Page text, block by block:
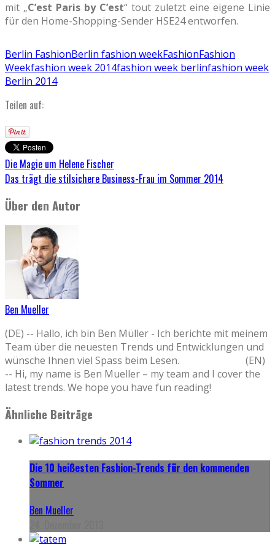
mit „C’est Paris by C’est“ tout zuletzt eine eigene Linie
für den Home-Shopping-Sender HSE24 entworfen.
Berlin FashionBerlin fashion weekFashionFashion
Weekfashion week 2014fashion week berlinfashion week
Berlin 2014
Teilen auf:
Die Magie um Helene Fischer
Das trägt die stilsichere Business-Frau im Sommer 2014
Über den Autor
Ben Mueller
(DE) -- Hallo, ich bin Ben Müller - Ich berichte mit meinem
Team über die neuesten Trends und Entwicklungen und
wünsche Ihnen viel Spass beim Lesen. (EN)
-- Hi, my name is Ben Mueller – my team and I cover the
latest trends. We hope you have fun reading!
Ähnliche Beiträge
Die 10 heißesten Fashion-Trends für den kommenden
Sommer
Ben Mueller